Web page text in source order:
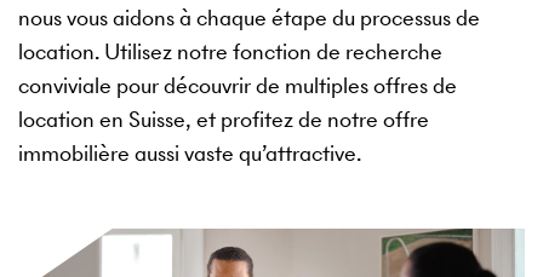
nous vous aidons à chaque étape du processus de
location. Utilisez notre fonction de recherche
conviviale pour découvrir de multiples offres de
location en Suisse, et profitez de notre offre
immobilière aussi vaste qu’attractive.